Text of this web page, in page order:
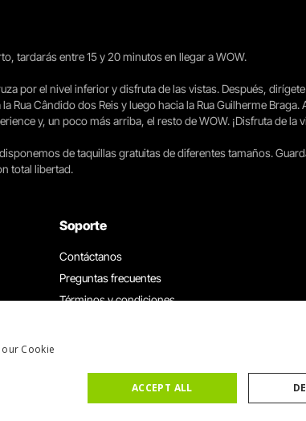
tardarás entre 15 y 20 minutos en llegar a WOW.
por el nivel inferior y disfruta de las vistas. Después,
Rua Cândido dos Reis y luego hacia la Rua Guilherme Braga.
y, un poco más arriba, el resto de WOW. ¡Disfruta de la
de taquillas gratuitas de diferentes tamaños.
total libertad.
Soporte
Contáctanos
Preguntas frecuentes
Términos y condiciones
Libro de reclamaciones
Cookie
ACCEPT ALL